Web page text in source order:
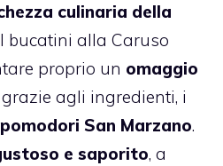
culinaria della
I bucatini alla Caruso
proprio un omaggio
grazie agli ingredienti, i
San Marzano.
e saporito, a